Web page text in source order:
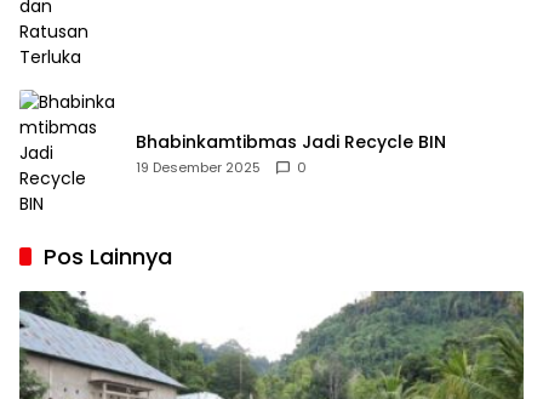
Bhabinkamtibmas Jadi Recycle BIN
19 Desember 2025 0
Pos Lainnya